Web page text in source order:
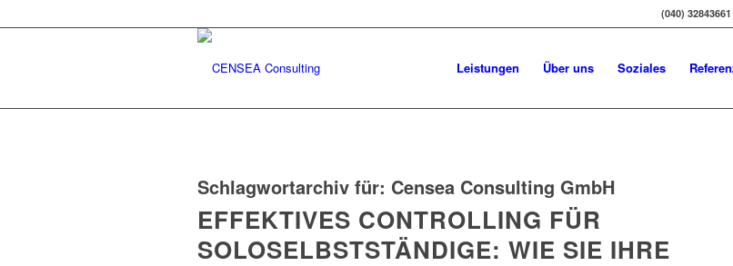
(040)
Leistungen Über uns Soziales
Schlagwortarchiv für: Censea Consulting GmbH
EFFEKTIVES CONTROLLING FÜR
SOLOSELBSTSTÄNDIGE: WIE SIE IHRE